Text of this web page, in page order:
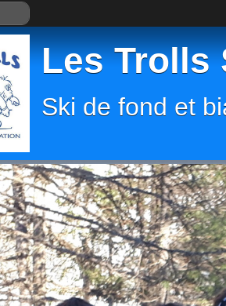
Les Trolls
Ski de fond et
des cookies